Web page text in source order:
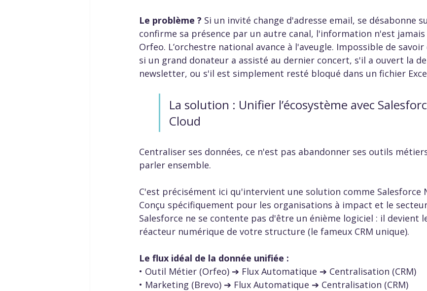
Le problème ? Si un invité change d'adresse email, se désabonne
confirme sa présence par un autre canal, l'information n'est
Orfeo. L’orchestre national avance à l'aveugle. Impossible de
si un grand donateur a assisté au dernier concert, s'il a ouvert la
newsletter, ou s'il est simplement resté bloqué dans un fichier
La solution : Unifier l’écosystème avec
Cloud
Centraliser ses données, ce n'est pas abandonner ses outils
parler ensemble.
C'est précisément ici qu'intervient une solution comme Salesforce
Conçu spécifiquement pour les organisations à impact et le
Salesforce ne se contente pas d'être un énième logiciel : il devient
réacteur numérique de votre structure (le fameux CRM unique).
Le flux idéal de la donnée unifiée :
• Outil Métier (Orfeo) ➔ Flux Automatique ➔ Centralisation (CRM)
• Marketing (Brevo) ➔ Flux Automatique ➔ Centralisation (CRM)